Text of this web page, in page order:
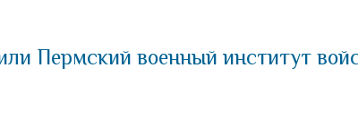
Пермский военный институт